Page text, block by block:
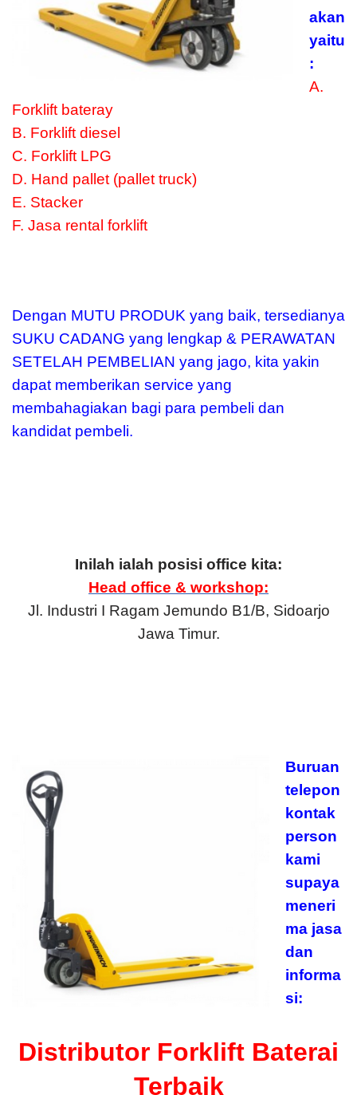
akan
yaitu
:
A.
Forklift bateray
B. Forklift diesel
C. Forklift LPG
D. Hand pallet (pallet truck)
E. Stacker
F. Jasa rental forklift
Dengan MUTU PRODUK yang baik, tersedianya
SUKU CADANG yang lengkap & PERAWATAN
SETELAH PEMBELIAN yang jago, kita yakin
dapat memberikan service yang
membahagiakan bagi para pembeli dan
kandidat pembeli.
Inilah ialah posisi office kita:
Head office & workshop:
Jl. Industri I Ragam Jemundo B1/B, Sidoarjo
Jawa Timur.
Buruan
telepon
kontak
person
kami
supaya
meneri
ma jasa
dan
informa
si:
Distributor Forklift Baterai
Terbaik